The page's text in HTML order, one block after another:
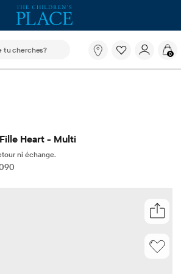
recherche ci-dessous filtre les
Qu'est-
que
0
Heart - Multi
ni échange.